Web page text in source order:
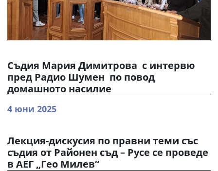
Съдия Мария Димитрова с интервю
пред Радио Шумен по повод
домашното насилие
4 юни 2025
Лекция-дискусия по правни теми със
съдия от Районен съд – Русе се проведе
в АЕГ „Гео Милев“